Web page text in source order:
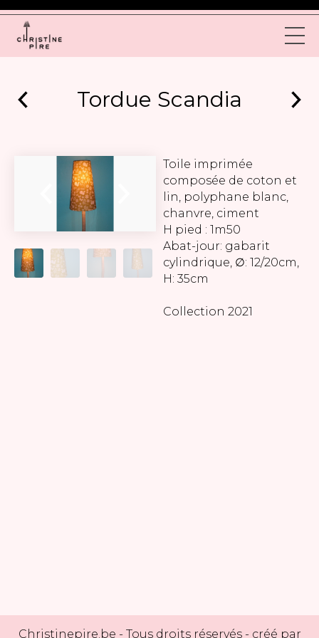
Tordue Scandia
Toile imprimée
composée de coton et
lin, polyphane blanc,
chanvre, ciment
H pied : 1m50
Abat-jour: gabarit
cylindrique, ∅: 12/20cm,
H: 35cm
Collection 2021
Christinepire.be - Tous droits réservés - créé par